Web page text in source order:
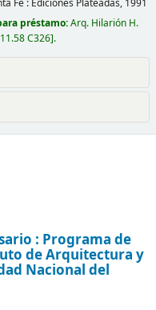
Fe : Ediciones Plateadas, 1991
préstamo:Arq. Hilarión H.
C326 .
: Programa de
de Arquitectura y
Nacional del